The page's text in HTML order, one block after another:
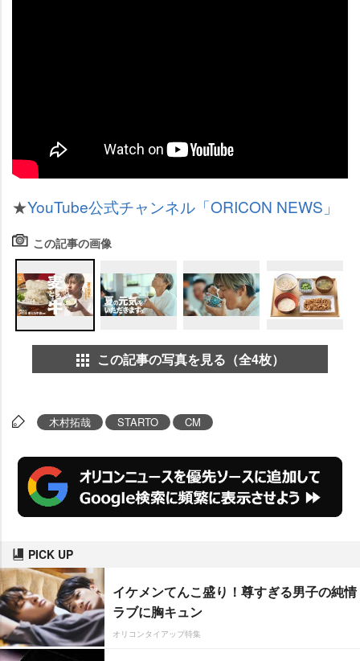
★YouTube公式チャンネル「ORICON NEWS」
この記事の画像
この記事の写真を見る（全4枚）
木村拓哉 STARTO CM
PICK UP
イケメンてんこ盛り！尊すぎる男子の純情
ラブに胸キュン
オリコンタイアップ特集